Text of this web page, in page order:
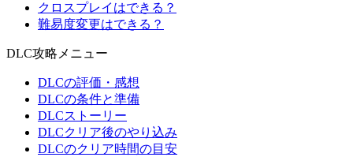
クロスプレイはできる？
難易度変更はできる？
DLC攻略メニュー
DLCの評価・感想
DLCの条件と準備
DLCストーリー
DLCクリア後のやり込み
DLCのクリア時間の目安